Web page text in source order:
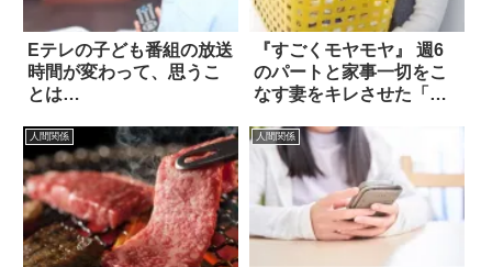
Eテレの子ども番組の放送
時間が変わって、思うこ
とは…
『すごくモヤモヤ』 週6
のパートと家事一切をこ
なす妻をキレさせた「夫
人間関係 人間関係